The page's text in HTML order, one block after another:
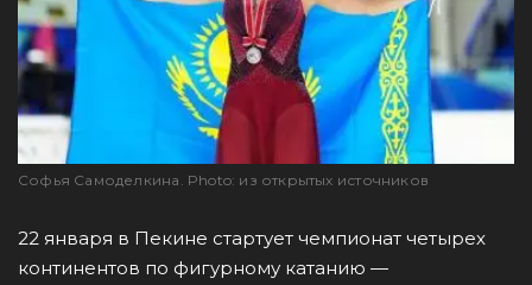
Софья Самоделкина. Photo: из открытых источников
22 января в Пекине стартует чемпионат четырех
континентов по фигурному катанию —